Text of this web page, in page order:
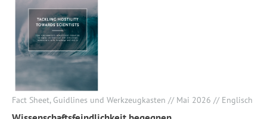
Fact Sheet, Guidlines und Werkzeugkasten // Mai 2026 // Englisch